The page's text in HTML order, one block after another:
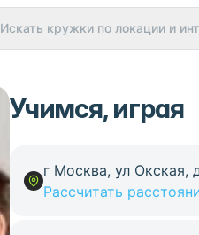
Искать кружки по локации и
Учимся, играя
г Москва, ул Окская,
Рассчитать